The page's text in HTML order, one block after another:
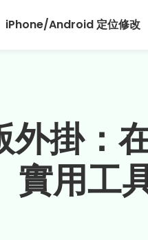
iPhone/Android 定位修改
掛：
實用工